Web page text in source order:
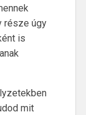
része úgy
is
mit